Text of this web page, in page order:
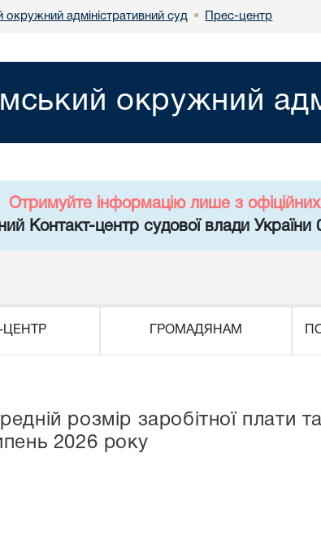
окружний адміністративний суд • Прес-центр
окружний
Отримуйте інформацію лише з
Контакт-центр судової влади
ЦЕНТР ГРОМАДЯНАМ
розмір заробітної плати
2026 року